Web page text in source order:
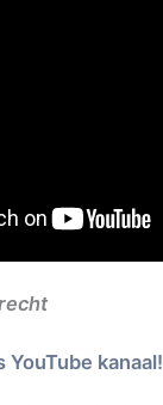
kanaal!